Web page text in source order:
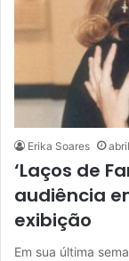
Erika Soares
‘Laços de
audiência
exibição
Em sua última